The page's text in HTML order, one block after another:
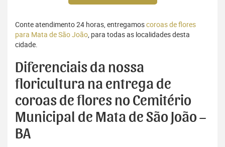
Conte atendimento 24 horas, entregamoscoroas de flores
para Mata de São João, para todas as localidades desta
cidade.
Diferenciais da nossa
floricultura na entrega de
coroas de flores no Cemitério
Municipal de Mata de São João –
BA